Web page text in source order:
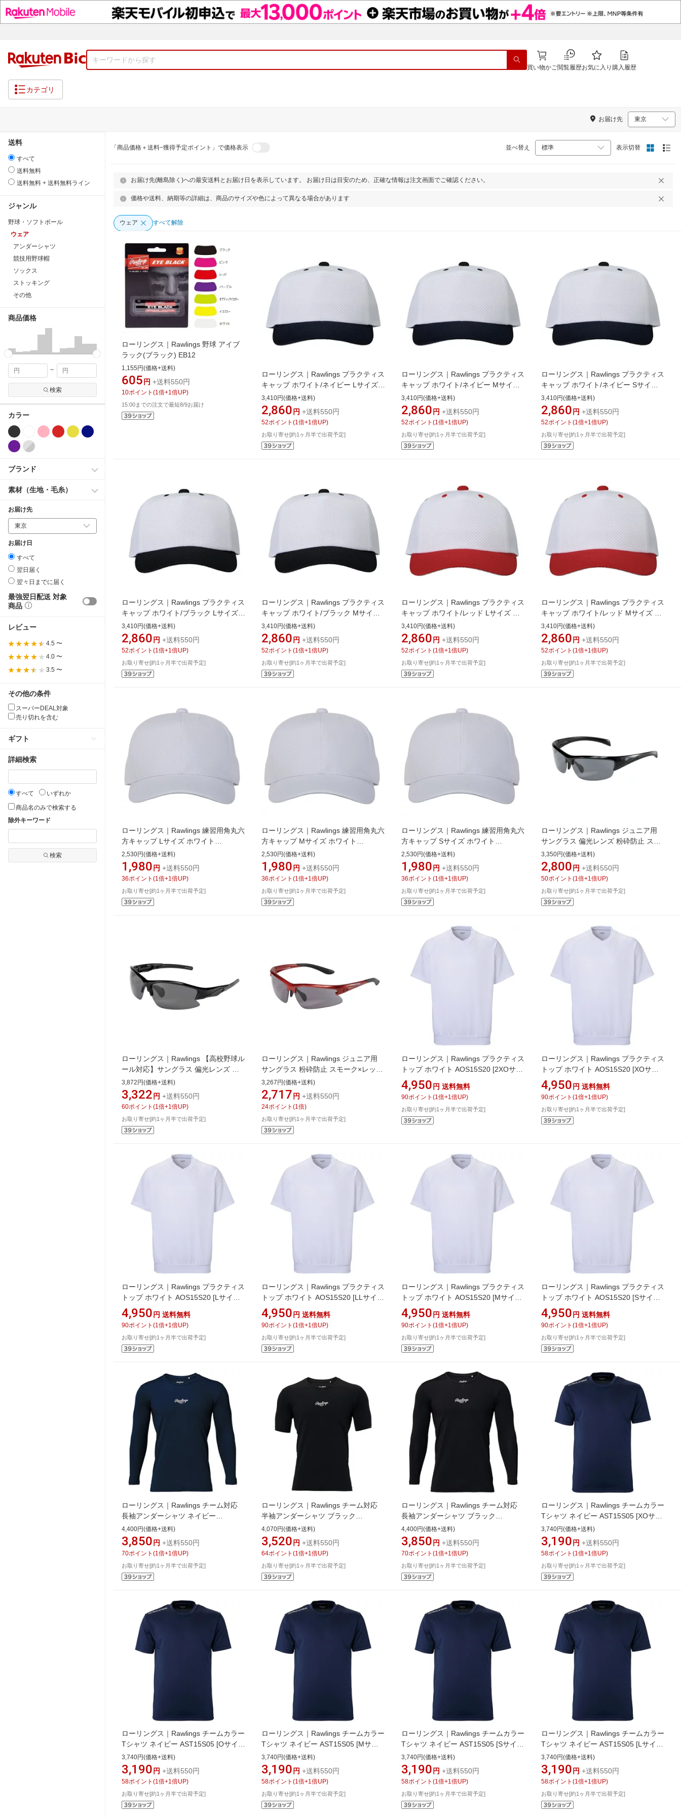
買い物かご閲覧履歴お気に入り 購入履歴
カテゴリ
お届け先
送料
すべて
送料無料
送料無料 + 送料無料ライン
ジャンル
野球・ソフトボール
ウェア
アンダーシャツ
競技用野球帽
ソックス
ストッキング
その他
商品価格
~
検索
カラー
ブランド
素材（生地・毛糸）
お届け先
お届け日
すべて
翌日届く
翌々日までに届く
最強翌日配送 対象
商品
レビュー
4.5 〜
4.0 〜
3.5 〜
その他の条件
スーパーDEAL対象
売り切れを含む
ギフト
詳細検索
すべて
いずれか
商品名のみで検索する
除外キーワード
検索
「商品価格＋送料−獲得予定ポイント」で価格表示 並べ替え 表示切替
お届け先(離島除く)への最安送料とお届け日を表示しています。 お届け日は目安のため、正確な情報は注文画面でご確認ください。
価格や送料、納期等の詳細は、商品のサイズや色によって異なる場合があります
ウェア すべて解除
ローリングス｜Rawlings 野球 アイブ
ラック(ブラック) EB12
1,155円(価格+送料)
605 円 +送料550円
10ポイント (1倍+1倍UP)
15:00までの注文で最短8/9お届け
ローリングス｜Rawlings プラクティス
キャップ ホワイト/ネイビー Lサイズ
ホワイト×ネイビー AAC15S02【返品
交換不可】
3,410円(価格+送料)
2,860 円 +送料550円
52ポイント (1 倍+1 倍UP)
お取り寄せ[約1ヶ月半で出荷予定]
ローリングス｜Rawlings プラクティス
キャップ ホワイト/ネイビー Mサイズ
ホワイト×ネイビー AAC15S02【返品
交換不可】
3,410円(価格+送料)
2,860 円 +送料550円
52ポイント (1 倍+1 倍UP)
お取り寄せ[約1ヶ月半で出荷予定]
ローリングス｜Rawlings プラクティス
キャップ ホワイト/ネイビー Sサイズ
ホワイト×ネイビー AAC15S02【返品
交換不可】
3,410円(価格+送料)
2,860 円 +送料550円
52ポイント (1 倍+1 倍UP)
お取り寄せ[約1ヶ月半で出荷予定]
ローリングス｜Rawlings プラクティス
キャップ ホワイト/ブラック Lサイズ
ホワイト×ブラック AAC15S02【返品
交換不可】
3,410円(価格+送料)
2,860 円 +送料550円
52ポイント (1 倍+1 倍UP)
お取り寄せ[約1ヶ月半で出荷予定]
ローリングス｜Rawlings プラクティス
キャップ ホワイト/ブラック Mサイズ
ホワイト×ブラック AAC15S02【返品
交換不可】
3,410円(価格+送料)
2,860 円 +送料550円
52ポイント (1 倍+1 倍UP)
お取り寄せ[約1ヶ月半で出荷予定]
ローリングス｜Rawlings プラクティス
キャップ ホワイト/レッド Lサイズ ホ
ワイト×レッド AAC15S02【返品交換
不可】
3,410円(価格+送料)
2,860 円 +送料550円
52ポイント (1 倍+1 倍UP)
お取り寄せ[約1ヶ月半で出荷予定]
ローリングス｜Rawlings プラクティス
キャップ ホワイト/レッド Mサイズ ホ
ワイト×レッド AAC15S02【返品交換
不可】
3,410円(価格+送料)
2,860 円 +送料550円
52ポイント (1 倍+1 倍UP)
お取り寄せ[約1ヶ月半で出荷予定]
ローリングス｜Rawlings 練習用角丸六
方キャップ Lサイズ ホワイト
AAC14S03【返品交換不可】
2,530円(価格+送料)
1,980 円 +送料550円
36ポイント (1 倍+1 倍UP)
お取り寄せ[約1ヶ月半で出荷予定]
ローリングス｜Rawlings 練習用角丸六
方キャップ Mサイズ ホワイト
AAC14S03【返品交換不可】
2,530円(価格+送料)
1,980 円 +送料550円
36ポイント (1 倍+1 倍UP)
お取り寄せ[約1ヶ月半で出荷予定]
ローリングス｜Rawlings 練習用角丸六
方キャップ Sサイズ ホワイト
AAC14S03【返品交換不可】
2,530円(価格+送料)
1,980 円 +送料550円
36ポイント (1 倍+1 倍UP)
お取り寄せ[約1ヶ月半で出荷予定]
ローリングス｜Rawlings ジュニア用
サングラス 偏光レンズ 粉砕防止 スモ
ーク×ブラック×ブラック REW21-
009P-BSB【返品交換不可】
3,350円(価格+送料)
2,800 円 +送料550円
50ポイント (1 倍+1 倍UP)
お取り寄せ[約1ヶ月半で出荷予定]
ローリングス｜Rawlings 【高校野球ル
ール対応】サングラス 偏光レンズ ス
モーク×ブラック×ブラック REW21-
004P-HS【返品交換不可】
3,872円(価格+送料)
3,322 円 +送料550円
60ポイント (1 倍+1 倍UP)
お取り寄せ[約1ヶ月半で出荷予定]
ローリングス｜Rawlings ジュニア用
サングラス 粉砕防止 スモーク×レッド
×ブラック REW21-008P-RSB【返品交
換不可】
3,267円(価格+送料)
2,717 円 +送料550円
24ポイント (1 倍)
お取り寄せ[約1ヶ月半で出荷予定]
ローリングス｜Rawlings プラクティス
トップ ホワイト AOS15S20 [2XOサイ
ズ]【返品交換不可】
4,950 円 送料無料
90ポイント (1 倍+1 倍UP)
お取り寄せ[約1ヶ月半で出荷予定]
ローリングス｜Rawlings プラクティス
トップ ホワイト AOS15S20 [XOサイ
ズ]【返品交換不可】
4,950 円 送料無料
90ポイント (1 倍+1 倍UP)
お取り寄せ[約1ヶ月半で出荷予定]
ローリングス｜Rawlings プラクティス
トップ ホワイト AOS15S20 [Lサイズ]
【返品交換不可】
4,950 円 送料無料
90ポイント (1 倍+1 倍UP)
お取り寄せ[約1ヶ月半で出荷予定]
ローリングス｜Rawlings プラクティス
トップ ホワイト AOS15S20 [LLサイ
ズ]【返品交換不可】
4,950 円 送料無料
90ポイント (1 倍+1 倍UP)
お取り寄せ[約1ヶ月半で出荷予定]
ローリングス｜Rawlings プラクティス
トップ ホワイト AOS15S20 [Mサイズ]
【返品交換不可】
4,950 円 送料無料
90ポイント (1 倍+1 倍UP)
お取り寄せ[約1ヶ月半で出荷予定]
ローリングス｜Rawlings プラクティス
トップ ホワイト AOS15S20 [Sサイズ]
【返品交換不可】
4,950 円 送料無料
90ポイント (1 倍+1 倍UP)
お取り寄せ[約1ヶ月半で出荷予定]
ローリングス｜Rawlings チーム対応
長袖アンダーシャツ ネイビー
ASU15S01 [140サイズ]【返品交換不
可】
4,400円(価格+送料)
3,850 円 +送料550円
70ポイント (1 倍+1 倍UP)
お取り寄せ[約1ヶ月半で出荷予定]
ローリングス｜Rawlings チーム対応
半袖アンダーシャツ ブラック
ASU15S02 [140サイズ]【返品交換不
可】
4,070円(価格+送料)
3,520 円 +送料550円
64ポイント (1 倍+1 倍UP)
お取り寄せ[約1ヶ月半で出荷予定]
ローリングス｜Rawlings チーム対応
長袖アンダーシャツ ブラック
ASU15S01 [140サイズ]【返品交換不
可】
4,400円(価格+送料)
3,850 円 +送料550円
70ポイント (1 倍+1 倍UP)
お取り寄せ[約1ヶ月半で出荷予定]
ローリングス｜Rawlings チームカラー
Tシャツ ネイビー AST15S05 [XOサイ
ズ]【返品交換不可】
3,740円(価格+送料)
3,190 円 +送料550円
58ポイント (1 倍+1 倍UP)
お取り寄せ[約1ヶ月半で出荷予定]
ローリングス｜Rawlings チームカラー
Tシャツ ネイビー AST15S05 [Oサイ
ズ]【返品交換不可】
3,740円(価格+送料)
3,190 円 +送料550円
58ポイント (1 倍+1 倍UP)
お取り寄せ[約1ヶ月半で出荷予定]
ローリングス｜Rawlings チームカラー
Tシャツ ネイビー AST15S05 [Mサイ
ズ]【返品交換不可】
3,740円(価格+送料)
3,190 円 +送料550円
58ポイント (1 倍+1 倍UP)
お取り寄せ[約1ヶ月半で出荷予定]
ローリングス｜Rawlings チームカラー
Tシャツ ネイビー AST15S05 [Sサイ
ズ]【返品交換不可】
3,740円(価格+送料)
3,190 円 +送料550円
58ポイント (1 倍+1 倍UP)
お取り寄せ[約1ヶ月半で出荷予定]
ローリングス｜Rawlings チームカラー
Tシャツ ネイビー AST15S05 [Lサイ
ズ]【返品交換不可】
3,740円(価格+送料)
3,190 円 +送料550円
58ポイント (1 倍+1 倍UP)
お取り寄せ[約1ヶ月半で出荷予定]